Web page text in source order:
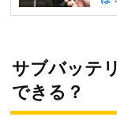
サブバッテ
できる？